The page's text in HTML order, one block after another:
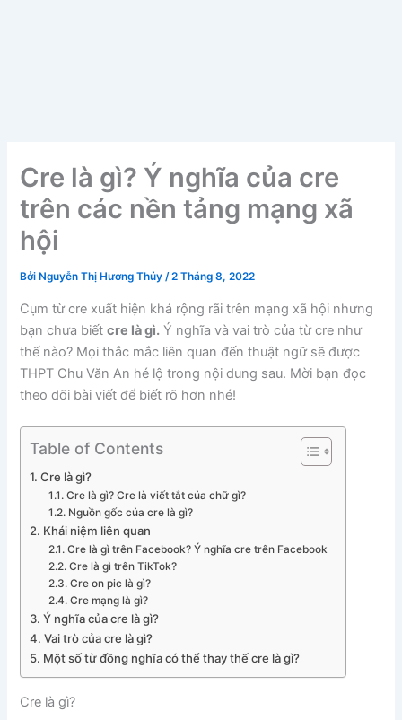
Cre là gì? Ý nghĩa của cre
trên các nền tảng mạng xã
hội
Bởi Nguyễn Thị Hương Thủy/2 Tháng 8, 2022
Cụm từ cre xuất hiện khá rộng rãi trên mạng xã hội nhưng
bạn chưa biếtcre là gì. Ý nghĩa và vai trò của từ cre như
thế nào? Mọi thắc mắc liên quan đến thuật ngữ sẽ được
THPT Chu Văn An hé lộ trong nội dung sau. Mời bạn đọc
theo dõi bài viết để biết rõ hơn nhé!
Table of Contents
Cre là gì?
Cre là gì? Cre là viết tắt của chữ gì?
Nguồn gốc của cre là gì?
Khái niệm liên quan
Cre là gì trên Facebook? Ý nghĩa cre trên Facebook
Cre là gì trên TikTok?
Cre on pic là gì?
Cre mạng là gì?
Ý nghĩa của cre là gì?
Vai trò của cre là gì?
Một số từ đồng nghĩa có thể thay thế cre là gì?
Cre là gì?